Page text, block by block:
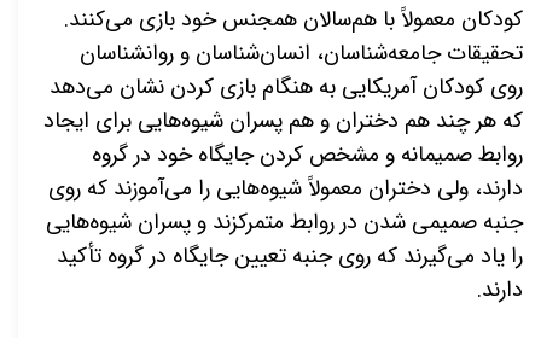
کودکان معمولاً با هم‌­سالان هم­جنس خود بازی می‌­کنند.
تحقیقات جامعه‌­شناسان، انسان­‌شناسان و روان­شناسان
روی کودکان آمریکایی به هنگام بازی کردن نشان می­‌دهد
که هر چند هم دختران و هم پسران شیوه­‌هایی برای ایجاد
روابط صمیمانه و مشخص کردن جایگاه خود در گروه
دارند، ولی دختران معمولاً شیوه­‌هایی را می‌­آموزند که روی
جنبه صمیمی شدن در روابط متمرکزند و پسران شیوه‌­هایی
را یاد می‌­گیرند که روی جنبه تعیین جایگاه در گروه تأکید
دارند.